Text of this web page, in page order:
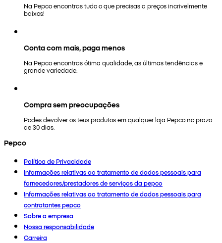
Na Pepco encontras tudo o que precisas a preços incrivelmente
baixos!
Conta com mais, paga menos
Na Pepco encontras ótima qualidade, as últimas tendências e
grande variedade.
Compra sem preocupações
Podes devolver os teus produtos em qualquer loja Pepco no prazo
de 30 dias.
Pepco
Política de Privacidade
Informações relativas ao tratamento de dados pessoais para
fornecedores/prestadores de serviços da pepco
Informações relativas ao tratamento de dados pessoais para
contratantes pepco
Sobre a empresa
Nossa responsabilidade
Carreira